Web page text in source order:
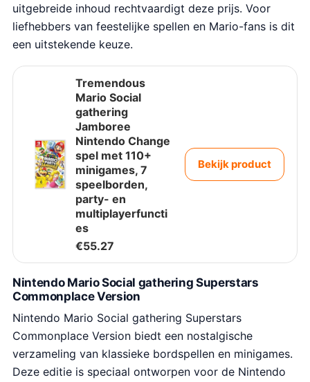
uitgebreide inhoud rechtvaardigt deze prijs. Voor
liefhebbers van feestelijke spellen en Mario-fans is dit
een uitstekende keuze.
Tremendous
Mario Social
gathering
Jamboree
Nintendo Change
spel met 110+
minigames, 7
speelborden,
party- en
multiplayerfuncti
es
€55.27
Bekijk product
Nintendo Mario Social gathering Superstars
Commonplace Version
Nintendo Mario Social gathering Superstars
Commonplace Version biedt een nostalgische
verzameling van klassieke bordspellen en minigames.
Deze editie is speciaal ontworpen voor de Nintendo